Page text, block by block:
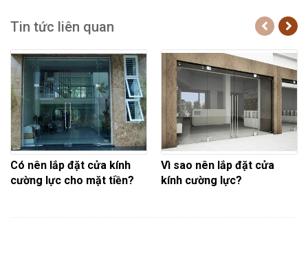
Tin tức liên quan
Có nên lắp đặt cửa kính
cường lực cho mặt tiền?
Vì sao nên lắp đặt cửa
kính cường lực?